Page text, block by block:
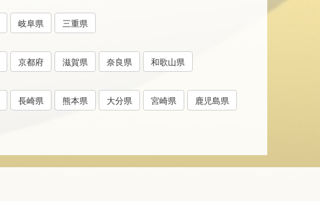
岐阜県
三重県
京都府 滋賀県 奈良県
和歌山県
長崎県 熊本県 大分県 宮崎県
鹿児島県